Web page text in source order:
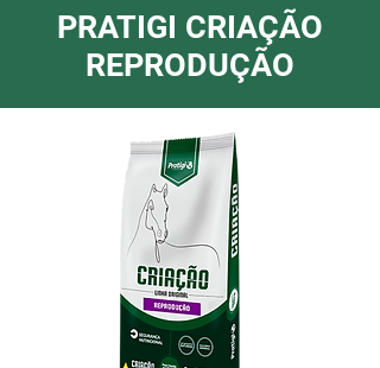
PRATIGI CRIAÇÃO
REPRODUÇÃO